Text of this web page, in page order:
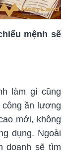
mệnh sẽ
làm gì cũng
ăn lương
mới, không
dụng. Ngoài
doanh sẽ tìm